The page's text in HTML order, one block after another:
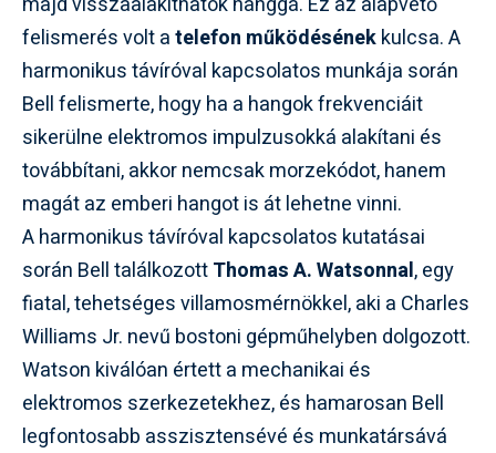
felismerés volt atelefon működésénekkulcsa. A
harmonikus távíróval kapcsolatos munkája során
Bell felismerte, hogy ha a hangok frekvenciáit
sikerülne elektromos impulzusokká alakítani és
továbbítani, akkor nemcsak morzekódot, hanem
magát az emberi hangot is át lehetne vinni.
A harmonikus távíróval kapcsolatos kutatásai
során Bell találkozottThomas A. Watsonnal, egy
fiatal, tehetséges villamosmérnökkel, aki a Charles
Williams Jr. nevű bostoni gépműhelyben dolgozott.
Watson kiválóan értett a mechanikai és
elektromos szerkezetekhez, és hamarosan Bell
legfontosabb asszisztensévé és munkatársává